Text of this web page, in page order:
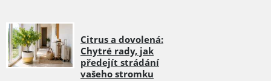
Citrus a dovolená:
Chytré rady, jak
předejít strádání
vašeho stromku